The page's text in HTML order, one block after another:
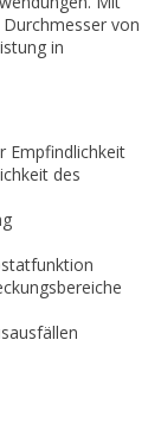
von
in
Empfindlichkeit
des